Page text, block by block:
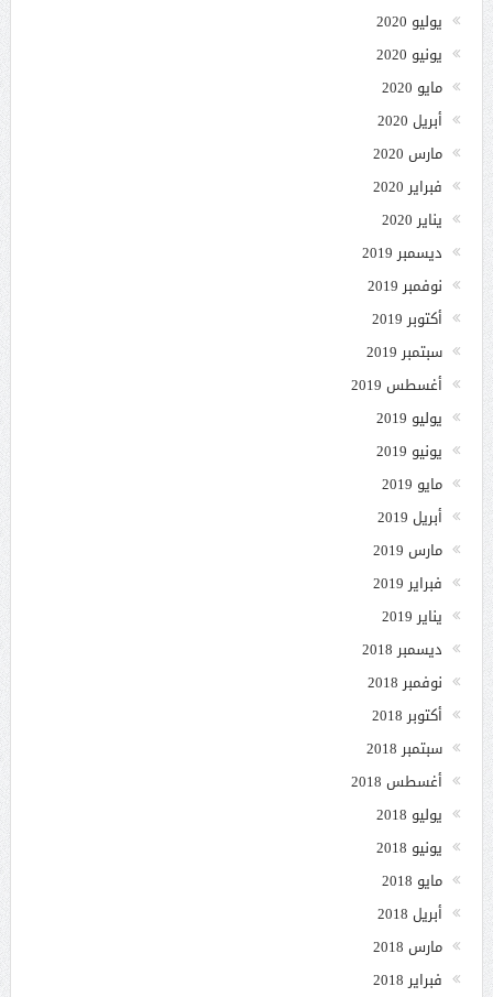
يوليو 2020
يونيو 2020
مايو 2020
أبريل 2020
مارس 2020
فبراير 2020
يناير 2020
ديسمبر 2019
نوفمبر 2019
أكتوبر 2019
سبتمبر 2019
أغسطس 2019
يوليو 2019
يونيو 2019
مايو 2019
أبريل 2019
مارس 2019
فبراير 2019
يناير 2019
ديسمبر 2018
نوفمبر 2018
أكتوبر 2018
سبتمبر 2018
أغسطس 2018
يوليو 2018
يونيو 2018
مايو 2018
أبريل 2018
مارس 2018
فبراير 2018